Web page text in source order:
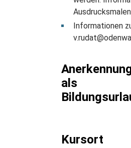
Ausdrucksmalen
Informationen
als
Kursort